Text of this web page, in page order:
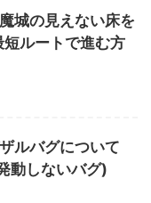
城の見えない床を
ルートで進む方
ルバグについて
動しないバグ)